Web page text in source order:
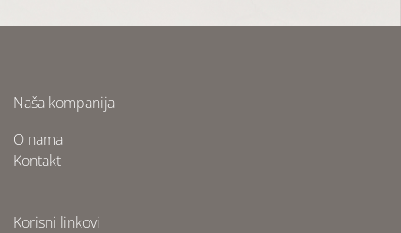
Naša kompanija
O nama
Kontakt
Korisni linkovi